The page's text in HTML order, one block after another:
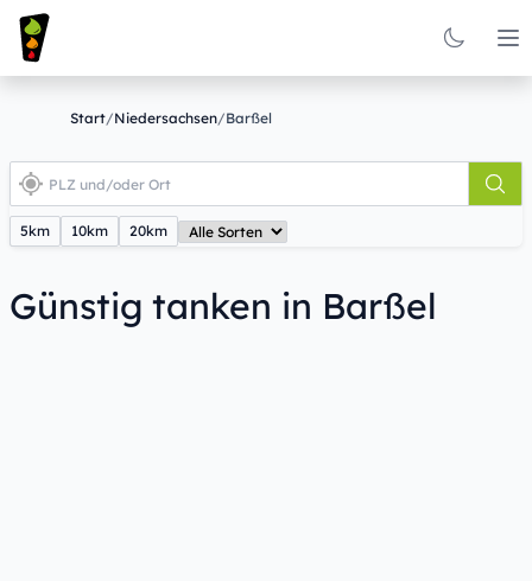
Start/Niedersachsen/Barßel
5km 10km 20km
Günstig tanken in Barßel